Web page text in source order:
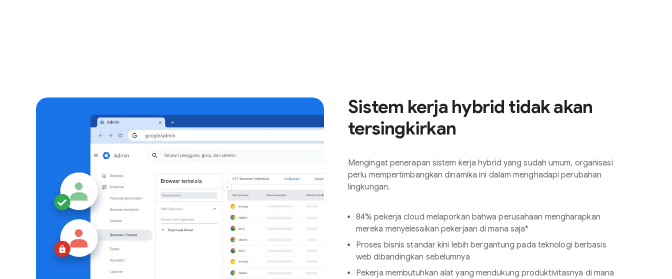
Sistem kerja hybrid tidak akan
tersingkirkan
Mengingat penerapan sistem kerja hybrid yang sudah umum, organisasi
perlu mempertimbangkan dinamika ini dalam menghadapi perubahan
lingkungan.
84% pekerja cloud melaporkan bahwa perusahaan mengharapkan
mereka menyelesaikan pekerjaan di mana saja*
Proses bisnis standar kini lebih bergantung pada teknologi berbasis
web dibandingkan sebelumnya
Pekerja membutuhkan alat yang mendukung produktivitasnya di mana